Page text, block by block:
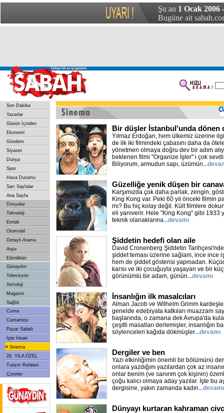
Şu an 1 Ocak 2006
Bugüne ait
Son Dakika
Yazarlar
Günün İçinden
Ekonomi
Gündem
Siyaset
Dünya
Spor
Hava Durumu
Sarı Sayfalar
Ana Sayfa
Dosyalar
Teknoloji
Emlak
Otomobil
Detaylı Arama
Arşiv
Etkinlikler
Günaydın
Televizyon
Astroloji
Magazin
Sağlık
Cuma
Cumartesi
Pazar Sabah
İşte İnsan
» Sinema
20. YILA ÖZEL
Turizm Rehberi
Çizerler
Bir düşler İstanbul'unda dönen
Yılmaz Erdoğan, hem ülkemiz üzerine
de ilk iki filmindeki çabasını daha da
yönetmen olmaya doğru dev bir adım
beklenen filmi "Organize İşler" i çok
Biliyorum, armudun sapı, üzümün
Güzelliğe yenik düşen bir
Karşımızda çok daha parlak, zengin,
King Kong var. Peki 60 yıl önceki filmin
mı? Bu hiç kolay değil. Kült filmlere
eli yanıverir. Hele "King Kong" gibi 1933
teknik olanaklarına...devamı
Şiddetin hedefi olan aile
David Cronenberg Şiddetin Tarihçesi'nde
şiddet teması üzerine sağlam, ince ince
hem de şiddet gösterisi yapmadan.
karısı ve iki çocuğuyla yaşayan ve bir
görünümlü bir adam, günün...devamı
İnsanlığın ilk masalcıları
Alman Jacob ve Wilhelm Grimm
genelde edebiyata katkıları muazzam
başlarında, o zamana dek Avrupa'da
çeşitli masalları derlemişler, insanlığın
söylenceleri kağıda dökmüşler...devamı
Dergiler ve ben
Yazı etkinliğimin önemli bir bölümünü
onlara yazdığım yazılardan çok az
onlar benim (ve sanırım çok kişinin)
çoğu kalıcı olmaya aday yazılar. İşte bu
dergisine, yakın zamanda kadın...devamı
Dünyayı kurtaran kahraman